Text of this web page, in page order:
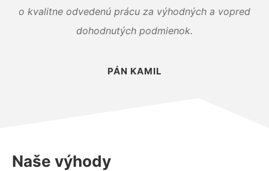
o kvalitne odvedenú prácu za výhodných a vopred
dohodnutých podmienok.
PÁN KAMIL
Naše výhody